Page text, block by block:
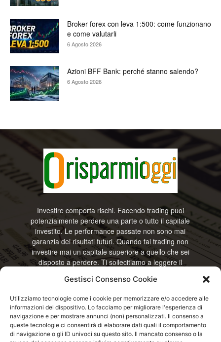
Gestisci Consenso Cookie
Utilizziamo tecnologie come i cookie per memorizzare e/o accedere alle
informazioni del dispositivo. Lo facciamo per migliorare l'esperienza di
navigazione e per mostrare annunci (non) personalizzati. Il consenso a
queste tecnologie ci consentirà di elaborare dati quali il comportamento
di navigazione o gli ID univoci su questo sito. Il mancato consenso o la
Broker forex con leva 1:500: come funzionano
e come valutarli
6 Agosto 2026
Azioni BFF Bank: perché stanno salendo?
6 Agosto 2026
Investire comporta rischi. Facendo trading puoi
potenzialmente perdere una parte o tutto il capitale
investito. Le performance passate non sono mai
garanzia dei risultati futuri. Quando fai trading non
investire mai un capitale superiore a quello che sei
disposto a perdere. Ti sollecitiamo a leggere il
RisparmiOggi non offre alcun genere di consulenza
informazioni riportate. Continuando ad accedere o
a usare questo sito o ogni servizio disponibile
questo sito, dichiari di accettare termini e condizioni
previste. © RisparmiOggi